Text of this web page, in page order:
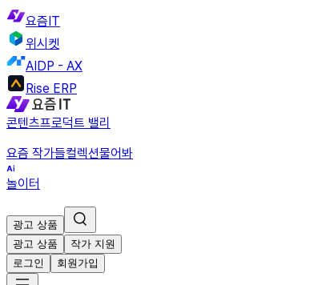
요즘IT
위시켓
AIDP - AX
Rise ERP
콘텐츠프로덕트 밸리
요즘 작가들컬렉션물어봐
놀이터
광고 상품
광고 상품
작가 지원
로그인
회원가입